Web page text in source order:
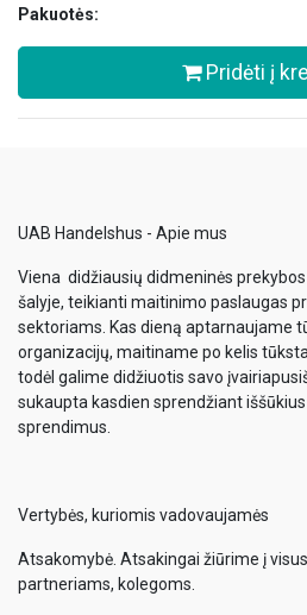
Pakuotės:
Pridėti į
UAB Handelshus - Apie mus
Viena didžiausių didmeninės
šalyje, teikianti maitinimo paslaugas
sektoriams. Kas dieną aptarnaujame
organizacijų, maitiname po kelis
todėl galime didžiuotis savo
sukaupta kasdien sprendžiant
sprendimus.
Vertybės, kuriomis vadovaujamės
Atsakomybė. Atsakingai žiūrime į
partneriams, kolegoms.